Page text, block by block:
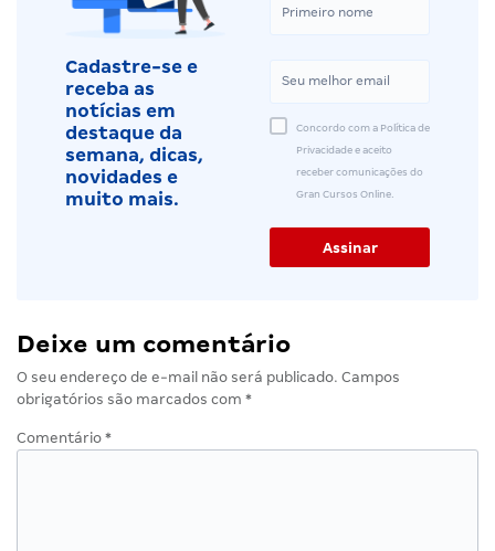
Cadastre-se e
receba as
notícias em
destaque da
semana, dicas,
novidades e
muito mais.
Concordo com a Política de
Privacidade e aceito
receber comunicações do
Gran Cursos Online.
Deixe um comentário
O seu endereço de e-mail não será publicado. Campos
obrigatórios são marcados com *
Comentário *